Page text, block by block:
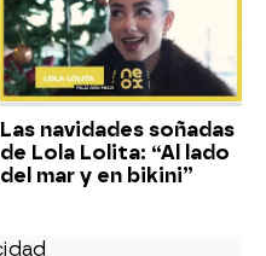
Las navidades soñadas
de Lola Lolita: “Al lado
del mar y en bikini”